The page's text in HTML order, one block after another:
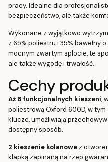
pracy. Idealne dla
bezpieczeństwo, ale także
Wykonane z wyjątkowo
z 65% poliestru i 35% bawełny
mocnym zwartym splocie, te
ale także wygodę i trwałość.
Cechy
Aż 8 funkcjonalnych kieszeni,
poliestrową Oxford 600D, w
klucze, umożliwiają
dostępny sposób.
2 kieszenie kolanowe z
klapką zapinaną na rzep